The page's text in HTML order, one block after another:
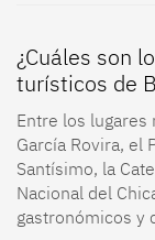
¿Cuáles son
turísticos de
Entre los lugares
García Rovira, el
Santísimo, la
Nacional del
gastronómicos y